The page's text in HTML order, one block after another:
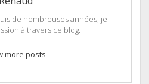
de nombreuses années, je
à travers ce blog.
more posts